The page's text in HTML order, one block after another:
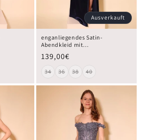
Ausverkauft
enganliegendes Satin-
Abendkleid mit
Schnürung, dunkelblau
139,00€
34 36 38 40